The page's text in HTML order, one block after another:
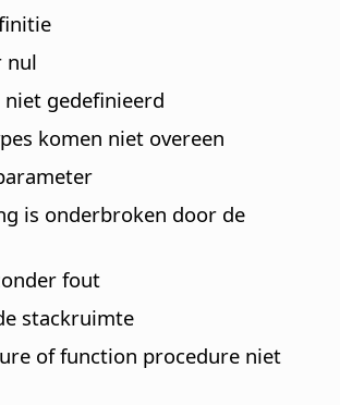
nul
niet gedefinieerd
komen niet overeen
is onderbroken door de
fout
stackruimte
of function procedure niet